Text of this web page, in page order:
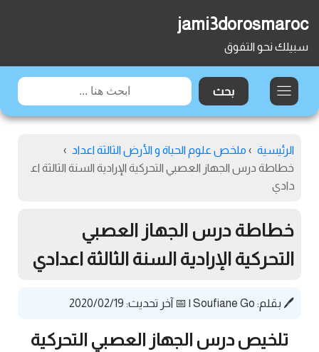
jami3dorosmaroc
سبيلك نحو التفوق
الرئيسية › ملخص علوم الحياة و الأرض الثالثة اعداد ›
خطاطة درس الجهاز العصبي التحركية الإرادية السنة الثالثة اع
دادي
خطاطة درس الجهاز العصبي
التحركية الإرادية السنة الثالثة اعدادي
🖊️ بقلم: Soufiane Go
| 📅 آخر تحديث: 2020/02/19
تلخيص درس الجهاز العصبي التحركية